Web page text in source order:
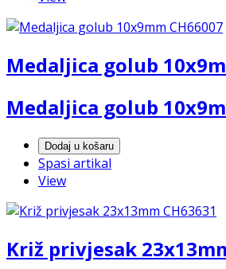
Medaljica golub
Medaljica golub
Dodaj u košaru
Spasi artikal
View
Križ privjesak